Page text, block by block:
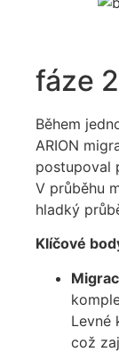
fáze
Během
ARION
postupoval
V průběhu
hladký
Klíčové
Levné
což